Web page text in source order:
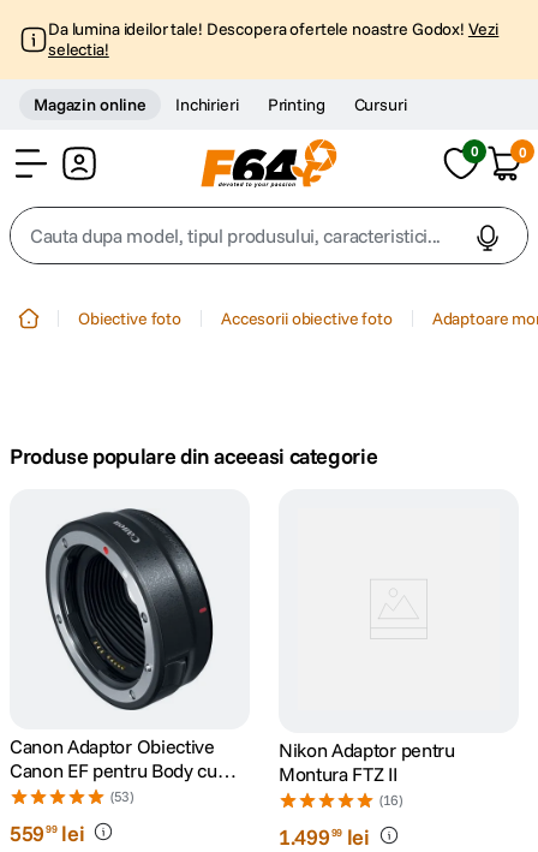
Da lumina ideilor tale! Descopera ofertele noastre Godox! Vezi
selectia!
Magazin online Inchirieri Printing Cursuri
0 0
Cauta dupa model, tipul produsului, caracteristici...
trepied telefon
4. peak design
5 canon sx740 hs
6. lavaliera
sony fx
8 card memorie
9. dji mic mini
Obiective foto Accesorii obiective foto Adaptoare
Produse populare din aceeasi categorie
Canon Adaptor Obiective
Canon EF pentru Body cu
Montura RF (53)
55999 lei
Nikon Adaptor pentru
Montura FTZ II
(16)
1.49999 lei